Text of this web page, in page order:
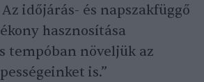
időjárás- és napszakfüggő
hasznosítása
tempóban növeljük az
is.”